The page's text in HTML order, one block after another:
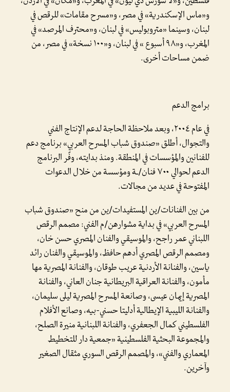
و«ماس الإسكندرية» في مصر، و«مسرح مقامات» للرقص في
لبنان، وسينما «متروبوليس» في لبنان، و«محترف المرصد» في
المغرب، و«٩٨ أسبوع » في لبنان، و«١٠٠ نسخة» في مصر، من
ضمن مساحات أخرى.
برامج الدعم
في عام ٢٠٠٤، وبعد ملاحظة الحاجة لدعم الإنتاج الفني
والتجوال، أطلق «صندوق شباب المسرح العربي» برنامج دعم
للفنانين والمؤسسات في المنطقة. ومنذ بدايته، وفّر البرنامج
الدعم لحوالي ٧٠٠ فنان/ـة ومؤسسة من خلال الدعوات
المفتوحة في عديد من مجالات.
من بين الفنانات/ين المستفيدات/ين من منح «صندوق شباب
المسرح العربي» في بداية مشوارهن/م الفني: مصمم الرقص
اللبناني عمر راجح، والموسيقي والفنان المصري حسن خان،
ومصمم الرقص المصري أدهم حافظ، والموسيقي والفنان رائد
ياسين، والفنانة الأردنية عريب طوقان، والفنانة المصرية مها
مأمون، والفنانة العراقية البريطانية جنان العاني، والفنانة
المصرية إيمان عيسى، وصانعة المسرح المصرية ليلى سليمان،
والفنانة الليبية الإيطالية أدليتا حسني-بيه، وصانع الأفلام
الفلسطيني كمال الجعفري، والفنانة اللبنانية منيرة الصلح،
والمجموعة البحثية الفلسطينية «جمعية دار للتخطيط
المعماري والفني»، والمصمم الرقص السوري مثقال الصغير
وآخرين.